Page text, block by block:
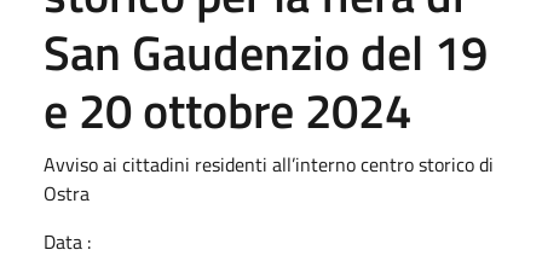
San Gaudenzio del 19
e 20 ottobre 2024
Avviso ai cittadini residenti all’interno centro storico di
Ostra
Data :